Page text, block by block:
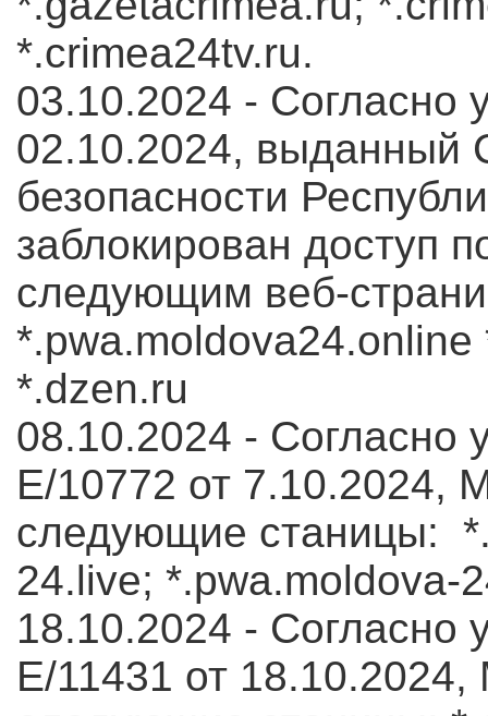
*.crimea24tv.ru.
03.10.2024 -
02.10.2024, выданный
безопасности
заблокирован доступ
следующим веб-
*.dzen.ru
08.10.2024 - Согласно
E/10772 от 7.10.2024,
следующие станицы:
24.live; *.pwa.moldova-
18.10.2024 - Согласно
E/11431 от 18.10.2024,